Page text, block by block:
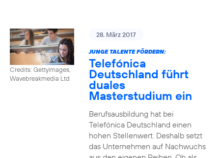
Credits: Gettyimages,
Wavebreakmedia Ltd
28. März 2017
JUNGE TALENTE FÖRDERN:
Telefónica
Deutschland führt
duales
Masterstudium ein
Berufsausbildung hat bei
Telefónica Deutschland einen
hohen Stellenwert. Deshalb setzt
das Unternehmen auf Nachwuchs